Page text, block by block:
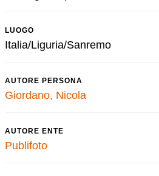
LUOGO
Italia/Liguria/Sanremo
AUTORE PERSONA
Giordano, Nicola
AUTORE ENTE
Publifoto